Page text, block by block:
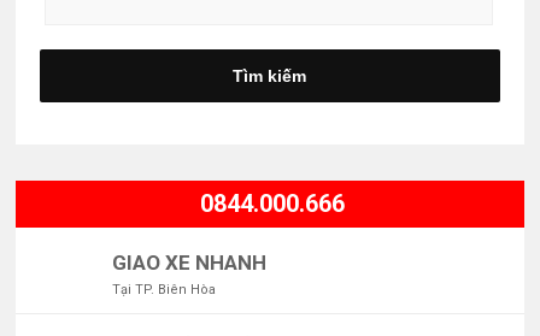
0844.000.666
GIAO XE NHANH
Tại TP. Biên Hòa